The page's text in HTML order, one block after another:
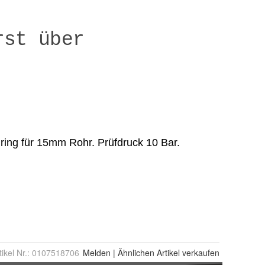
Nr.: 0107518706 Melden | Ähnlichen Artikel verkaufen